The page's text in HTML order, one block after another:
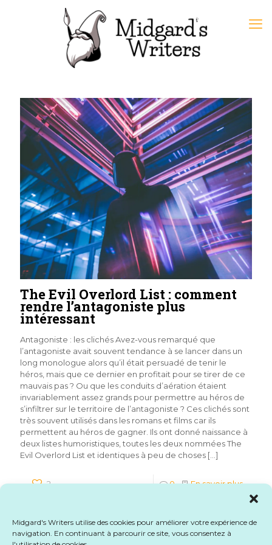
Midgard's Writers utilise des cookies pour améliorer votre expérience de
navigation. En continuant à parcourir ce site, vous consentez à
The Evil Overlord List : comment
rendre l’antagoniste plus
intéressant
Antagoniste : les clichés Avez-vous remarqué que
l’antagoniste avait souvent tendance à se lancer dans un
long monologue alors qu’il était persuadé de tenir le
héros, mais que ce dernier en profitait pour se tirer de ce
mauvais pas ? Ou que les conduits d’aération étaient
invariablement assez grands pour permettre au héros de
s’infiltrer sur le territoire de l’antagoniste ? Ces clichés sont
très souvent utilisés dans les romans et films car ils
permettent au héros de gagner. Ils ont donné naissance à
deux listes humoristiques, toutes les deux nommées The
Evil Overlord List et identiques à peu de choses […]
2 0 En savoir plus